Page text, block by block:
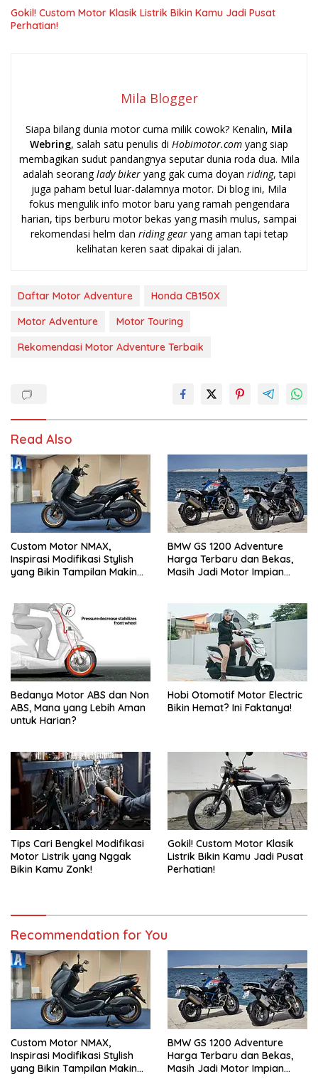
Gokil! Custom Motor Klasik Listrik Bikin Kamu Jadi Pusat
Perhatian!
Mila Blogger
Siapa bilang dunia motor cuma milik cowok? Kenalin, Mila
Webring, salah satu penulis di Hobimotor.com yang siap
membagikan sudut pandangnya seputar dunia roda dua. Mila
adalah seoranglady bikeryang gak cuma doyan riding, tapi
juga paham betul luar-dalamnya motor. Di blog ini, Mila
fokus mengulik info motor baru yang ramah pengendara
harian, tips berburu motor bekas yang masih mulus, sampai
rekomendasi helm dan riding gearyang aman tapi tetap
kelihatan keren saat dipakai di jalan.
Daftar Motor Adventure
Honda CB150X
Motor Adventure
Motor Touring
Rekomendasi Motor Adventure Terbaik
Read Also
Custom Motor NMAX,
Inspirasi Modifikasi Stylish
yang Bikin Tampilan Makin
BMW GS 1200 Adventure
Harga Terbaru dan Bekas,
Masih Jadi Motor Impian
Bedanya Motor ABS dan Non
ABS, Mana yang Lebih Aman
untuk Harian?
Hobi Otomotif Motor Electric
Bikin Hemat? Ini Faktanya!
Tips Cari Bengkel Modifikasi
Motor Listrik yang Nggak
Bikin Kamu Zonk!
Gokil! Custom Motor Klasik
Listrik Bikin Kamu Jadi Pusat
Perhatian!
Recommendation for You
Custom Motor NMAX,
Inspirasi Modifikasi Stylish
yang Bikin Tampilan Makin
BMW GS 1200 Adventure
Harga Terbaru dan Bekas,
Masih Jadi Motor Impian